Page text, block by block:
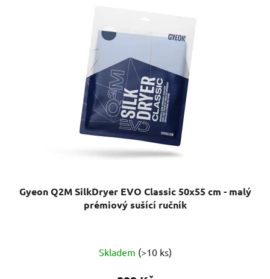
Gyeon Q2M SilkDryer EVO Classic 50x55 cm - malý
prémiový sušící ručník
hodnocení
produktu
Skladem (>10 ks)